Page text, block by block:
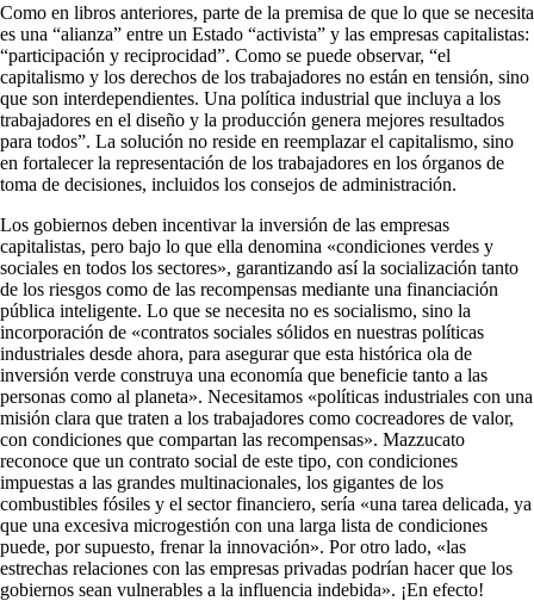
Como en libros anteriores, parte de la premisa de que lo que se necesita
es una “alianza” entre un Estado “activista” y las empresas capitalistas:
“participación y reciprocidad”. Como se puede observar, “el
capitalismo y los derechos de los trabajadores no están en tensión, sino
que son interdependientes. Una política industrial que incluya a los
trabajadores en el diseño y la producción genera mejores resultados
para todos”. La solución no reside en reemplazar el capitalismo, sino
en fortalecer la representación de los trabajadores en los órganos de
toma de decisiones, incluidos los consejos de administración.
Los gobiernos deben incentivar la inversión de las empresas
capitalistas, pero bajo lo que ella denomina «condiciones verdes y
sociales en todos los sectores», garantizando así la socialización tanto
de los riesgos como de las recompensas mediante una financiación
pública inteligente. Lo que se necesita no es socialismo, sino la
incorporación de «contratos sociales sólidos en nuestras políticas
industriales desde ahora, para asegurar que esta histórica ola de
inversión verde construya una economía que beneficie tanto a las
personas como al planeta». Necesitamos «políticas industriales con una
misión clara que traten a los trabajadores como cocreadores de valor,
con condiciones que compartan las recompensas». Mazzucato
reconoce que un contrato social de este tipo, con condiciones
impuestas a las grandes multinacionales, los gigantes de los
combustibles fósiles y el sector financiero, sería «una tarea delicada, ya
que una excesiva microgestión con una larga lista de condiciones
puede, por supuesto, frenar la innovación». Por otro lado, «las
estrechas relaciones con las empresas privadas podrían hacer que los
gobiernos sean vulnerables a la influencia indebida». ¡En efecto!